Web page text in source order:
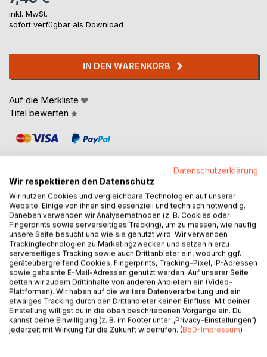
inkl. MwSt.
sofort verfügbar als Download
IN DEN WARENKORB
Auf die Merkliste
Titel bewerten
BESCHREIBUNG
Seit vielen Jahren habe ich das Bedürfnis wieder zu
schreiben. Ich hatte begonnen, mir Notizen zu meinem
gewaltsamen Elternhaus zu machen.
Auch Notizen über die unvorstellbaren Abgründe der
menschlichen Seele, in die ich so oft als Kriminalist
hinabschauen musste.
Aber es war aus diesem oder jenem Grunde nicht das
Richtige. Vielleicht auch einfach nur der falsche Zeitpunkt.
Datenschutzerklärung
Wir respektieren den Datenschutz
Wir nutzen Cookies und vergleichbare Technologien auf unserer
Website. Einige von ihnen sind essenziell und technisch notwendig.
Daneben verwenden wir Analysemethoden (z. B. Cookies oder
Fingerprints sowie serverseitiges Tracking), um zu messen, wie häufig
unsere Seite besucht und wie sie genutzt wird. Wir verwenden
Trackingtechnologien zu Marketingzwecken und setzen hierzu
serverseitiges Tracking sowie auch Drittanbieter ein, wodurch ggf.
geräteübergreifend Cookies, Fingerprints, Tracking-Pixel, IP-Adressen
sowie gehashte E-Mail-Adressen genutzt werden. Auf unserer Seite
betten wir zudem Drittinhalte von anderen Anbietern ein (Video-
Plattformen). Wir haben auf die weitere Datenverarbeitung und ein
etwaiges Tracking durch den Drittanbieter keinen Einfluss. Mit deiner
Einstellung willigst du in die oben beschriebenen Vorgänge ein. Du
kannst deine Einwilligung (z. B. im Footer unter „Privacy-Einstellungen“)
jederzeit mit Wirkung für die Zukunft widerrufen. (BoD-Impressum)